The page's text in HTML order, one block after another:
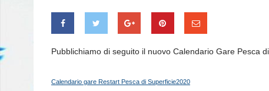
Pubblichiamo di seguito il nuovo Calendario Gare Pesca
Calendario gare Restart Pesca di Superficie2020